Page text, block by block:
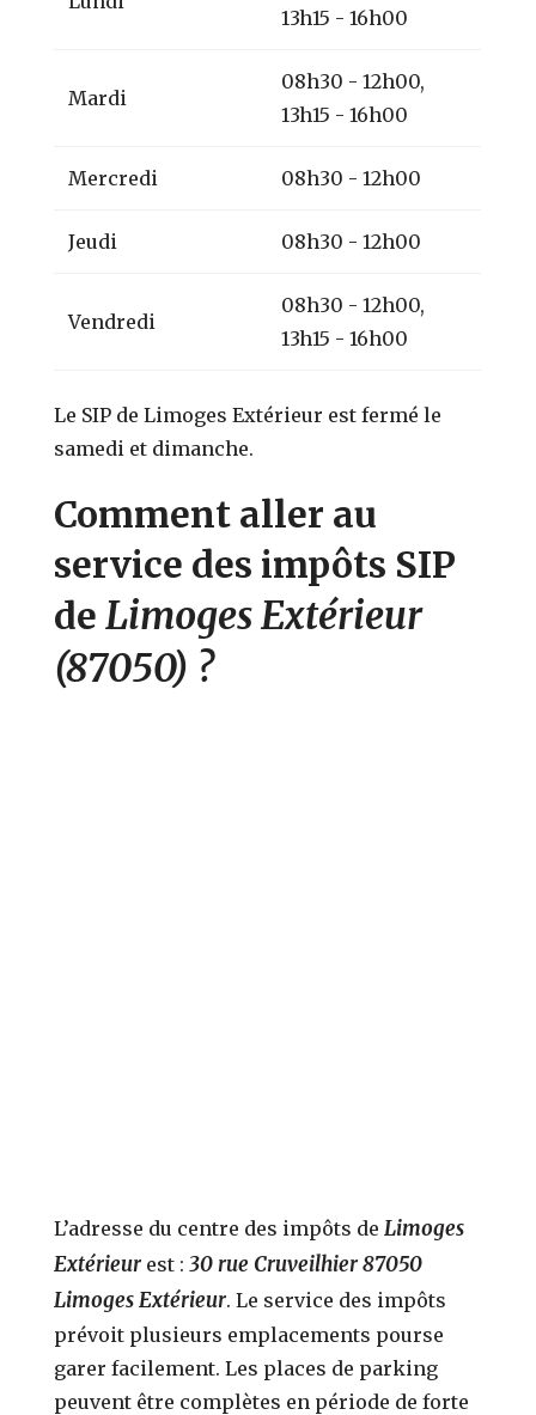
13h15 - 16h00
Mardi
08h30 - 12h00,
13h15 - 16h00
Mercredi 08h30 - 12h00
Jeudi 08h30 - 12h00
Vendredi
08h30 - 12h00,
13h15 - 16h00
Le SIP de Limoges Extérieur est fermé le
samedi et dimanche.
Comment aller au
service des impôts SIP
deLimoges Extérieur
(87050) ?
L’adresse du centre des impôts de Limoges
Extérieur est : 30 rue Cruveilhier 87050
Limoges Extérieur. Le service des impôts
prévoit plusieurs emplacements pourse
garer facilement. Les places de parking
peuvent être complètes en période de forte